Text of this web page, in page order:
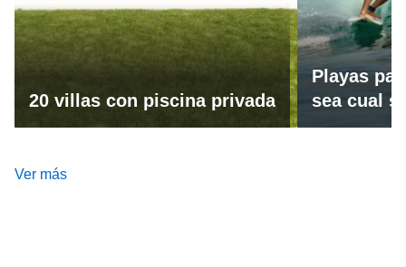
20 villas con piscina privada
Playas
sea cual
Ver más